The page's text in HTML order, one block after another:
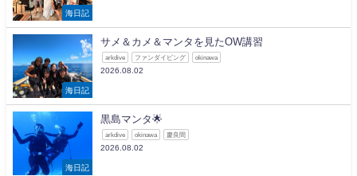
海日記
海日記
サメ＆カメ＆マンタを見たOW講習
arkdive ファンダイビング okinawa
2026.08.02
海日記
黒島マンタ🌟
arkdive okinawa 慶良間
2026.08.02